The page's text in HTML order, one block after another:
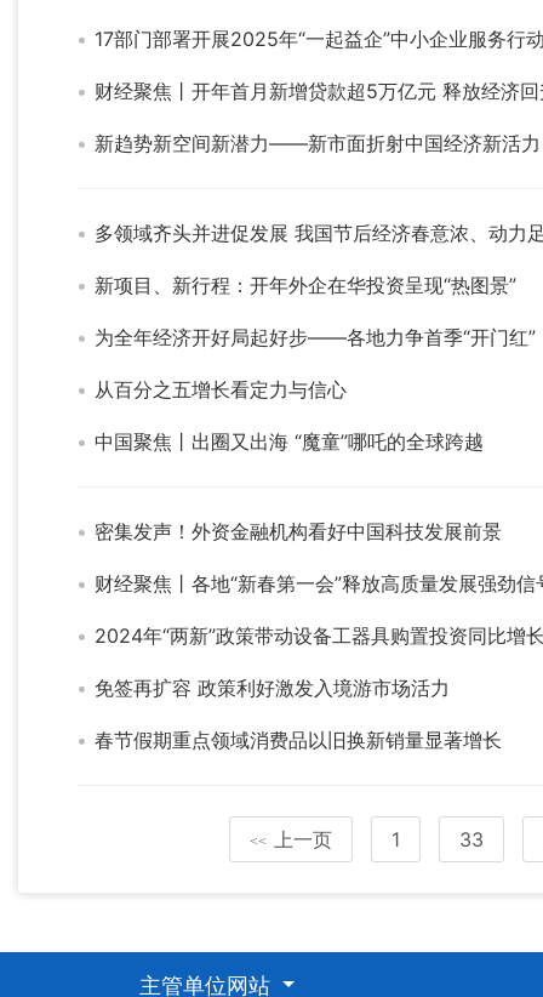
17部门部署开展2025年“一起益企”中小企业服务行动
财经聚焦丨开年首月新增贷款超5万亿元 释放经济
新趋势新空间新潜力——新市面折射中国经济新活力
多领域齐头并进促发展 我国节后经济春意浓、动力足
新项目、新行程：开年外企在华投资呈现“热图景”
为全年经济开好局起好步——各地力争首季“开门红”
从百分之五增长看定力与信心
中国聚焦丨出圈又出海 “魔童”哪吒的全球跨越
密集发声！外资金融机构看好中国科技发展前景
财经聚焦丨各地“新春第一会”释放高质量发展强劲信
2024年“两新”政策带动设备工器具购置投资同比增
免签再扩容 政策利好激发入境游市场活力
春节假期重点领域消费品以旧换新销量显著增长
<< 上一页 1 33
主管单位网站